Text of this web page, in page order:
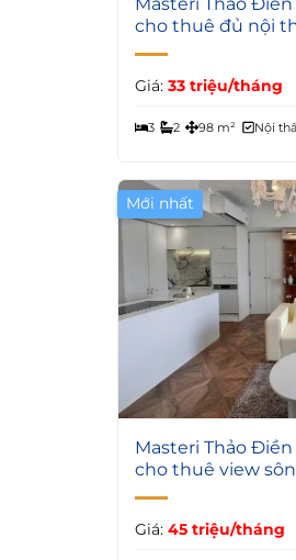
cho thuê đủ nội
Giá: 33 triệu/tháng
3 2 98 m² Nội
Mới nhất
6
Masteri Thảo
cho thuê view
Giá: 45 triệu/tháng